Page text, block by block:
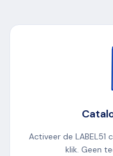
Activeer de LABEL51
klik. Geen